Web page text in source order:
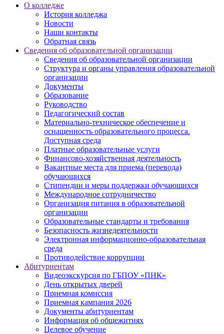
О колледже
История колледжа
Новости
Наши контакты
Обратная связь
Сведения об образовательной организации
Сведения об образовательной организации
Структура и органы управления образовательной
организации
Документы
Образование
Руководство
Педагогический состав
Материально-техническое обеспечение и
оснащенность образовательного процесса.
Доступная среда
Платные образовательные услуги
Финансово-хозяйственная деятельность
Вакантные места для приема (перевода)
обучающихся
Стипендии и меры поддержки обучающихся
Международное сотрудничество
Организация питания в образовательной
организации
Образовательные стандарты и требования
Безопасность жизнедеятельности
Электронная информационно-образовательная
среда
Противодействие коррупции
Абитуриентам
Видеоэкскурсия по ГБПОУ «ПНК»
День открытых дверей
Приемная комиссия
Приемная кампания 2026
Дoкументы абитуриентам
Информация об общежитиях
Целевое обучение